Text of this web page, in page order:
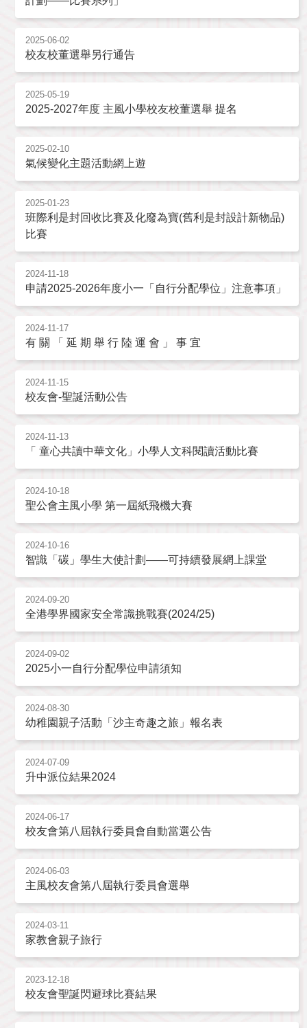
2025-06-02
校友校董選舉另行通告
2025-05-19
2025-2027年度 主風小學校友校董選舉 提名
2025-02-10
氣候變化主題活動網上遊
2025-01-23
班際利是封回收比賽及化廢為寶(舊利是封設計新物品)
比賽
2024-11-18
申請2025-2026年度小一「自行分配學位」注意事項」
2024-11-17
有 關 「 延 期 舉 行 陸 運 會 」 事 宜
2024-11-15
校友會-聖誕活動公告
2024-11-13
「 童心共讀中華文化」小學人文科閱讀活動比賽
2024-10-18
聖公會主風小學 第一屆紙飛機大賽
2024-10-16
智識「碳」學生大使計劃——可持續發展網上課堂
2024-09-20
全港學界國家安全常識挑戰賽(2024/25)
2024-09-02
2025小一自行分配學位申請須知
2024-08-30
幼稚園親子活動「沙主奇趣之旅」報名表
2024-07-09
升中派位結果2024
2024-06-17
校友會第八屆執行委員會自動當選公告
2024-06-03
主風校友會第八屆執行委員會選舉
2024-03-11
家教會親子旅行
2023-12-18
校友會聖誕閃避球比賽結果